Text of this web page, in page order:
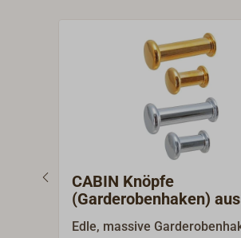
CABIN Knöpfe
(Garderobenhaken) aus
Edle, massive